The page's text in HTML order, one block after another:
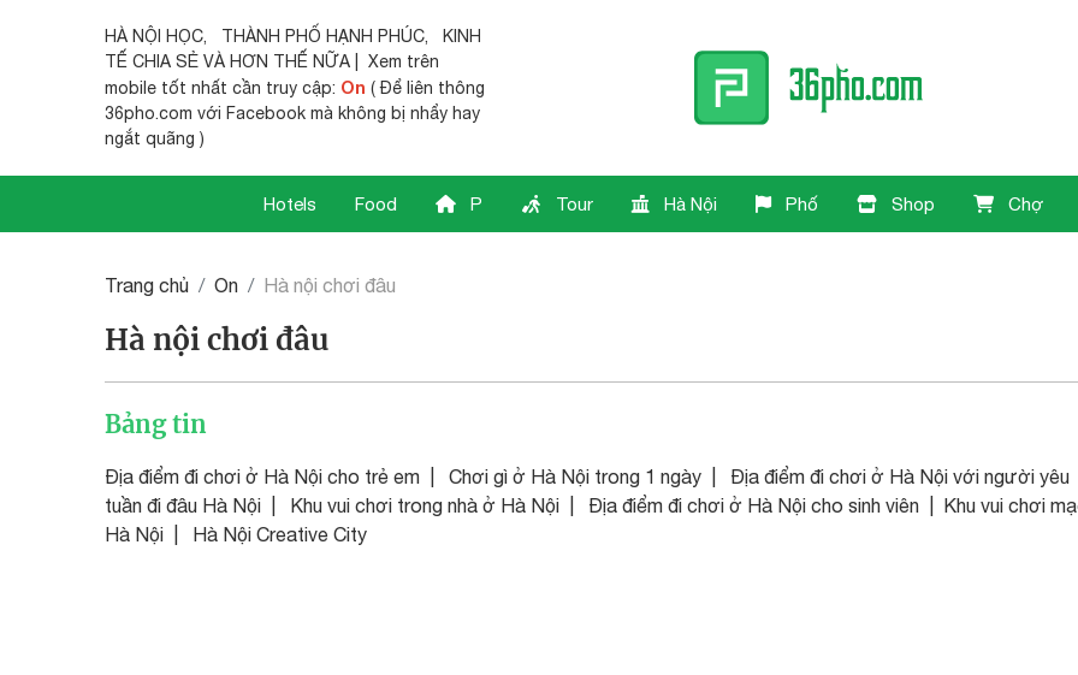
HÀ NỘI HỌC, THÀNH PHỐ HẠNH PHÚC,
KINH
TẾ CHIA SẺ VÀ HƠN THẾ NỮA | Xem trên
mobile tốt nhất cần truy cập: On ( Để liên thông
36pho.com với Facebook mà không bị nhẩy hay
ngắt quãng )
Hotels Food P Tour Hà Nội Phố Shop Chợ
Trang chủ On Hà nội chơi đâu
Hà nội chơi đâu
Bảng tin
Địa điểm đi chơi ở Hà Nội cho trẻ em | Chơi gì ở Hà Nội trong 1 ngày | Địa điểm đi chơi ở Hà Nội với người
tuần đi đâu Hà Nội | Khu vui chơi trong nhà ở Hà Nội | Địa điểm đi chơi ở Hà Nội cho sinh viên | Khu vui chơi
Hà Nội | Hà Nội Creative City